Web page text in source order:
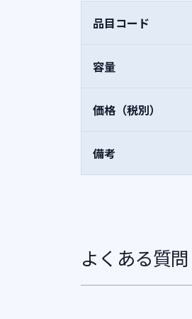
品目コード
容量
価格（税別）
備考
よくある質問